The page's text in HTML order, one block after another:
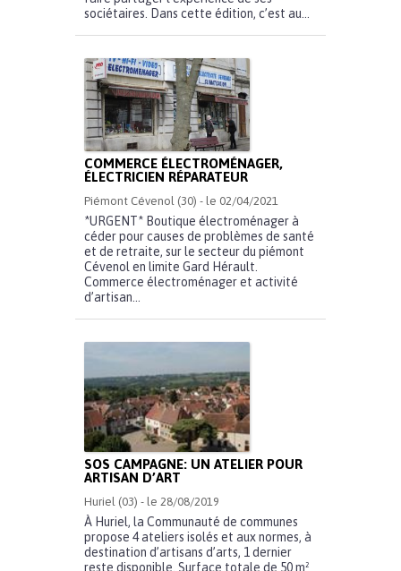
sociétaires. Dans cette édition, c’est au...
COMMERCE ÉLECTROMÉNAGER,
ÉLECTRICIEN RÉPARATEUR
Piémont Cévenol (30) - le 02/04/2021
*URGENT* Boutique électroménager à
céder pour causes de problèmes de santé
et de retraite, sur le secteur du piémont
Cévenol en limite Gard Hérault.
Commerce électroménager et activité
d’artisan...
SOS CAMPAGNE: UN ATELIER POUR
ARTISAN D’ART
Huriel (03) - le 28/08/2019
À Huriel, la Communauté de communes
propose 4 ateliers isolés et aux normes, à
destination d’artisans d’arts, 1 dernier
reste disponible. Surface totale de 50 m²